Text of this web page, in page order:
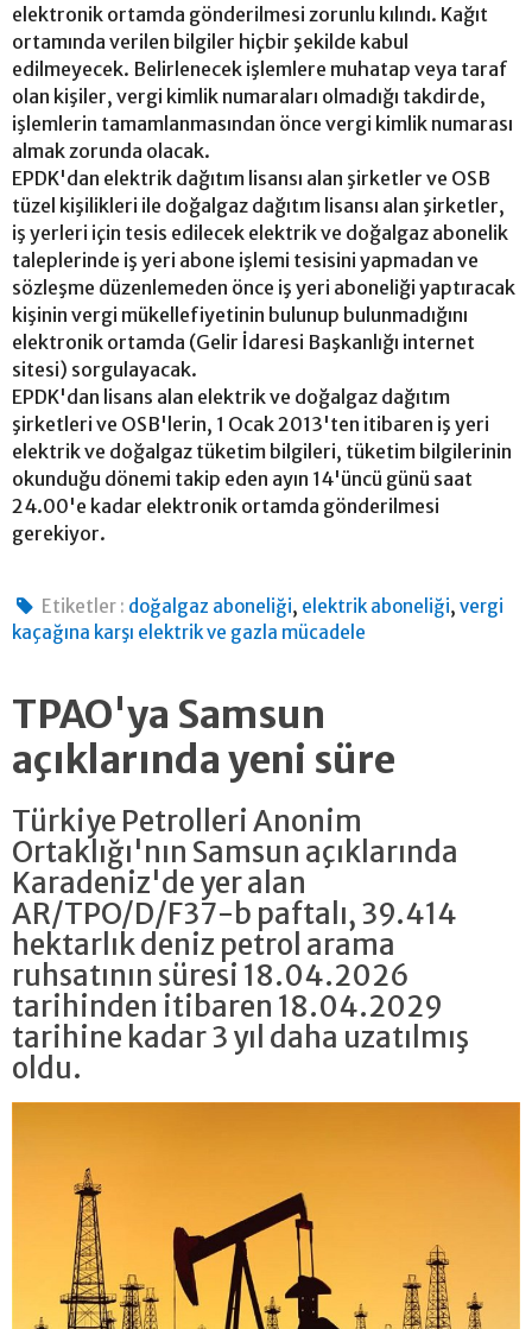
elektronik ortamda gönderilmesi zorunlu kılındı. Kağıt
ortamında verilen bilgiler hiçbir şekilde kabul
edilmeyecek. Belirlenecek işlemlere muhatap veya taraf
olan kişiler, vergi kimlik numaraları olmadığı takdirde,
işlemlerin tamamlanmasından önce vergi kimlik numarası
almak zorunda olacak.
EPDK'dan elektrik dağıtım lisansı alan şirketler ve OSB
tüzel kişilikleri ile doğalgaz dağıtım lisansı alan şirketler,
iş yerleri için tesis edilecek elektrik ve doğalgaz abonelik
taleplerinde iş yeri abone işlemi tesisini yapmadan ve
sözleşme düzenlemeden önce iş yeri aboneliği yaptıracak
kişinin vergi mükellefiyetinin bulunup bulunmadığını
elektronik ortamda (Gelir İdaresi Başkanlığı internet
sitesi) sorgulayacak.
EPDK'dan lisans alan elektrik ve doğalgaz dağıtım
şirketleri ve OSB'lerin, 1 Ocak 2013'ten itibaren iş yeri
elektrik ve doğalgaz tüketim bilgileri, tüketim bilgilerinin
okunduğu dönemi takip eden ayın 14'üncü günü saat
24.00'e kadar elektronik ortamda gönderilmesi
gerekiyor.
Etiketler : doğalgaz aboneliği, elektrik aboneliği,vergi
kaçağına karşı elektrik ve gazla mücadele
TPAO'ya Samsun
açıklarında yeni süre
Türkiye Petrolleri Anonim
Ortaklığı'nın Samsun açıklarında
Karadeniz'de yer alan
AR/TPO/D/F37-b paftalı, 39.414
hektarlık deniz petrol arama
ruhsatının süresi 18.04.2026
tarihinden itibaren 18.04.2029
tarihine kadar 3 yıl daha uzatılmış
oldu.